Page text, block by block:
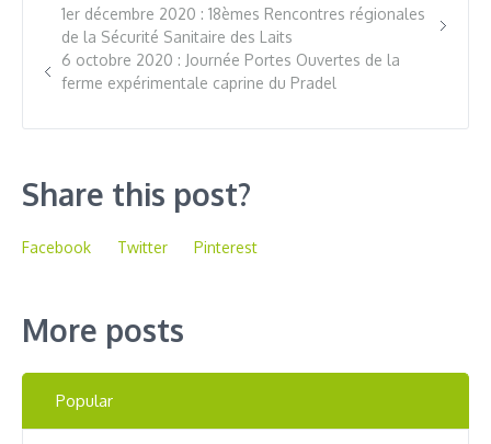
1er décembre 2020 : 18èmes Rencontres régionales
de la Sécurité Sanitaire des Laits
6 octobre 2020 : Journée Portes Ouvertes de la
ferme expérimentale caprine du Pradel
Share this post?
Facebook Twitter Pinterest
More posts
Popular